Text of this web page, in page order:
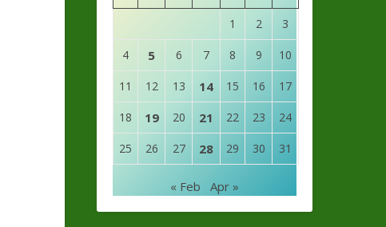
1 2 3
4 5 6 7 8 9 10
11 12 13 14 15 16 17
18 19 20 21 22 23 24
25 26 27 28 29 30 31
« Feb Apr »